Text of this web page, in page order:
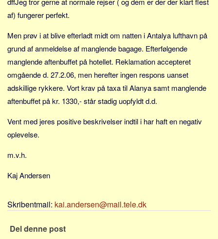
Spanien
Norge
Thailand
Italien
Grækenland
USA
Alle
Nøgleord
Investering
Pension og opsparing
af) fungerer perfekt.
Men prøv i at blive efterladt midt om natten i Antalya lufthavn på
grund af anmeldelse af manglende bagage. Efterfølgende
manglende aftenbuffet på hotellet. Reklamation accepteret
omgående d. 27.2.06, men herefter ingen respons uanset
adskillige rykkere. Vort krav på taxa til Alanya samt manglende
aftenbuffet på kr. 1330,- står stadig uopfyldt d.d.
Vent med jeres positive beskrivelser indtil i har haft en negativ
oplevelse.
m.v.h.
Kaj Andersen
Skribentmail: kai.andersen@mail.tele.dk
Del denne post